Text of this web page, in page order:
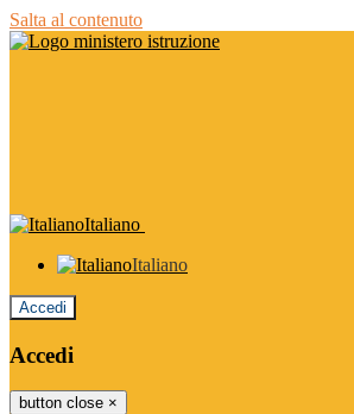
Salta al contenuto
Italiano
Italiano
Accedi
Accedi
button close ×